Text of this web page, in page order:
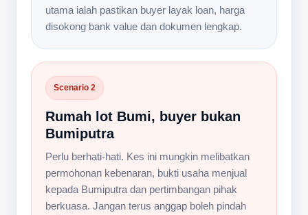
utama ialah pastikan buyer layak loan, harga
disokong bank value dan dokumen lengkap.
Scenario 2
Rumah lot Bumi, buyer bukan
Bumiputra
Perlu berhati-hati. Kes ini mungkin melibatkan
permohonan kebenaran, bukti usaha menjual
kepada Bumiputra dan pertimbangan pihak
berkuasa. Jangan terus anggap boleh pindah